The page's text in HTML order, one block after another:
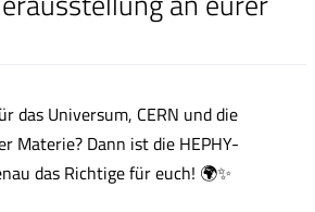
das Universum, CERN und die
Materie? Dann ist die HEPHY-
das Richtige für euch! 🌍✨